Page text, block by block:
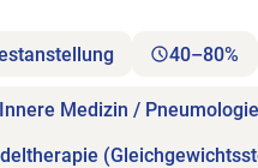
40–80%
Innere Medizin /